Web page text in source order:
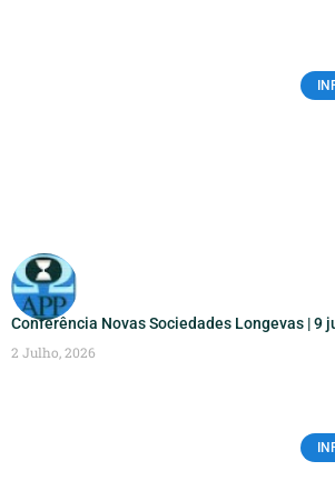
Conferência Novas Sociedades Longevas | 9
2 Julho, 2026